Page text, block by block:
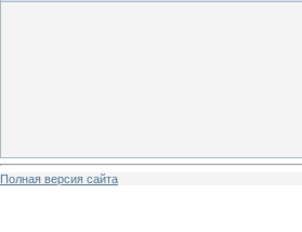
Полная версия сайта